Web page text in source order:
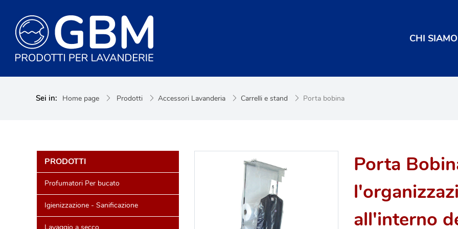
CHI SIAMO
Sei in: Home page Prodotti Accessori Lavanderia Carrelli e stand Porta bobina
PRODOTTI
Profumatori Per bucato
Igienizzazione - Sanificazione
Porta
all'interno